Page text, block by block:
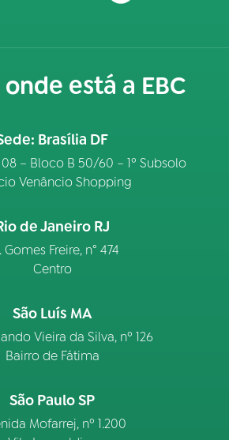
está a EBC
Brasília DF
– Bloco B 50/60 – 1º Subsolo
Venâncio Shopping
de Janeiro RJ
Gomes Freire, n° 474
Centro
São Luís MA
Vieira da Silva, nº 126
Bairro de Fátima
São Paulo SP
Mofarrej, nº 1.200